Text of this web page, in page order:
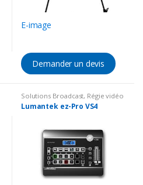
E-image
Demander un devis
Solutions Broadcast, Régie vidéo
HD / IP Mélanger vidéo
Lumantek ez-Pro VS4